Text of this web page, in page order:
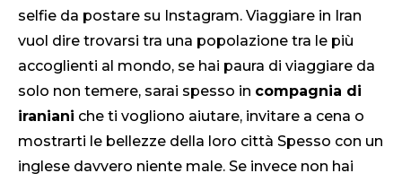
selfie da postare su Instagram. Viaggiare in Iran
vuol dire trovarsi tra una popolazione tra le più
accoglienti al mondo, se hai paura di viaggiare da
solo non temere, sarai spesso in compagnia di
iraniani che ti vogliono aiutare, invitare a cena o
mostrarti le bellezze della loro città Spesso con un
inglese davvero niente male. Se invece non hai